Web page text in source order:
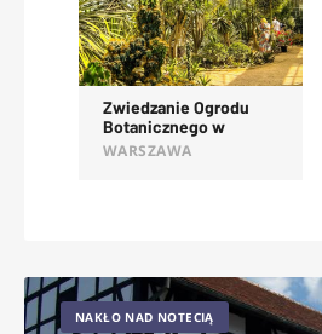
Zwiedzanie Ogrodu
Botanicznego w
Powsinie
WARSZAWA
NAKŁO NAD NOTECIĄ